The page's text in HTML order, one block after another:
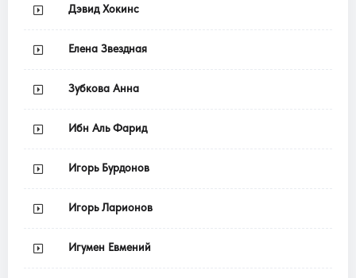
Дэвид Хокинс
Елена Звездная
Зубкова Анна
Ибн Аль Фарид
Игорь Бурдонов
Игорь Ларионов
Игумен Евмений